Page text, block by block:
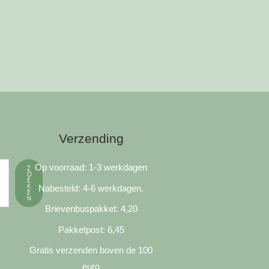
Z
O
E
K
E
N
Verzending
Op voorraad: 1-3 werkdagen
Nabesteld: 4-6 werkdagen.
Brievenbuspakket: 4,20
Pakketpost: 6,45
Gratis verzenden boven de 100
euro